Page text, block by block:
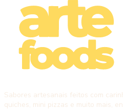
Sabores artesanais feitos com
quiches, mini pizzas e muito mais,